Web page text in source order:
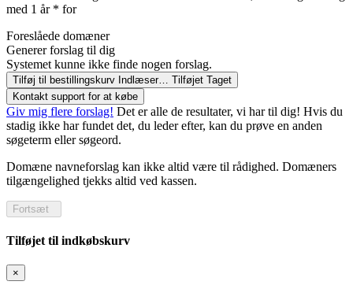
med 1 år * for
Foreslåede domæner
Generer forslag til dig
Systemet kunne ikke finde nogen forslag.
Tilføj til bestillingskurv Indlæser… Tilføjet Taget
Kontakt support for at købe
Giv mig flere forslag! Det er alle de resultater, vi har til dig! Hvis du
stadig ikke har fundet det, du leder efter, kan du prøve en anden
søgeterm eller søgeord.
Domæne navneforslag kan ikke altid være til rådighed. Domæners
tilgængelighed tjekks altid ved kassen.
Tilføjet til indkøbskurv
×